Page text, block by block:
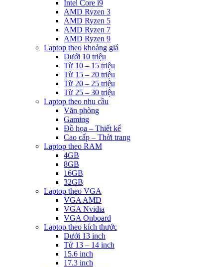
Intel Core i9
AMD Ryzen 3
AMD Ryzen 5
AMD Ryzen 7
AMD Ryzen 9
Laptop theo khoảng giá
Dưới 10 triệu
Từ 10 – 15 triệu
Từ 15 – 20 triệu
Từ 20 – 25 triệu
Từ 25 – 30 triệu
Laptop theo nhu cầu
Văn phòng
Gaming
Đồ họa – Thiết kế
Cao cấp – Thời trang
Laptop theo RAM
4GB
8GB
16GB
32GB
Laptop theo VGA
VGA AMD
VGA Nvidia
VGA Onboard
Laptop theo kích thước
Dưới 13 inch
Từ 13 – 14 inch
15.6 inch
17.3 inch